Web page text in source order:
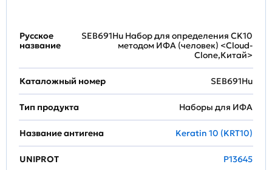
Русское
название
SEB691Hu Набор для определения CK10
методом ИФА (человек) <Cloud-
Clone,Китай>
Каталожный номер SEB691Hu
Тип продукта Наборы для ИФА
Название антигена Keratin 10 (KRT10)
UNIPROT P13645